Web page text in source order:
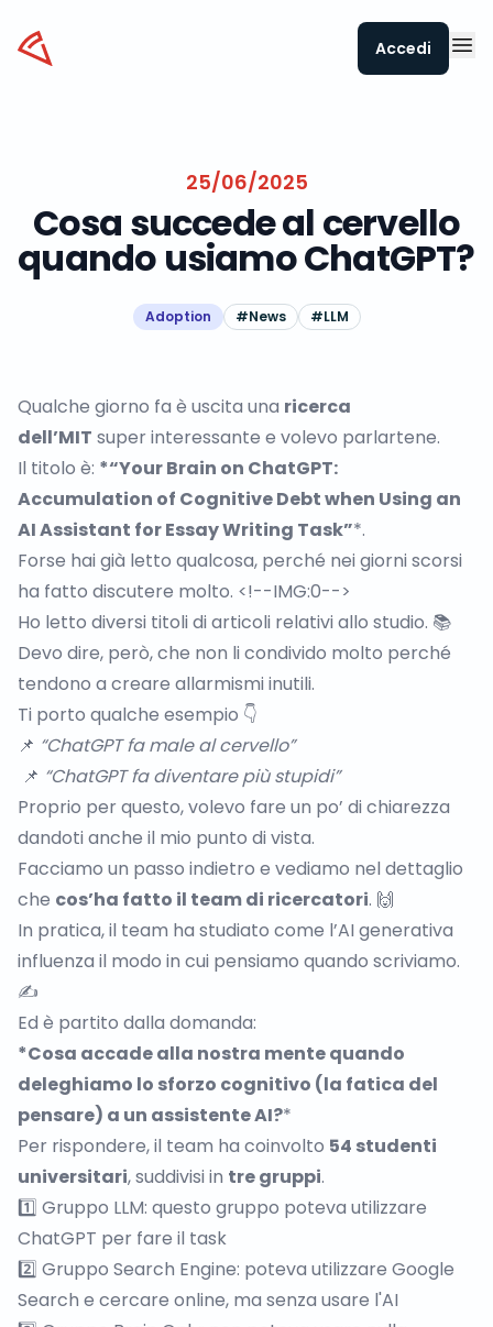
Datapizza Accedi
25/06/2025
Cosa succede al cervello
quando usiamo ChatGPT?
Adoption #News #LLM
Qualche giorno fa è uscita una ricerca
dell’MIT super interessante e volevo parlartene.
Il titolo è: *“Your Brain on ChatGPT:
Accumulation of Cognitive Debt when Using an
AI Assistant for Essay Writing Task”*.
Forse hai già letto qualcosa, perché nei giorni scorsi
ha fatto discutere molto. <!--IMG:0-->
Ho letto diversi titoli di articoli relativi allo studio. 📚
Devo dire, però, che non li condivido molto perché
tendono a creare allarmismi inutili.
Ti porto qualche esempio 👇
📌 “ChatGPT fa male al cervello”
📌 “ChatGPT fa diventare più stupidi”
Proprio per questo, volevo fare un po’ di chiarezza
dandoti anche il mio punto di vista.
Facciamo un passo indietro e vediamo nel dettaglio
che cos’ha fatto il team di ricercatori. 🙌
In pratica, il team ha studiato come l’AI generativa
influenza il modo in cui pensiamo quando scriviamo.
✍️
Ed è partito dalla domanda:
*Cosa accade alla nostra mente quando
deleghiamo lo sforzo cognitivo (la fatica del
pensare) a un assistente AI?*
Per rispondere, il team ha coinvolto 54 studenti
universitari, suddivisi in tre gruppi.
1️⃣ Gruppo LLM: questo gruppo poteva utilizzare
ChatGPT per fare il task
2️⃣ Gruppo Search Engine: poteva utilizzare Google
Search e cercare online, ma senza usare l'AI